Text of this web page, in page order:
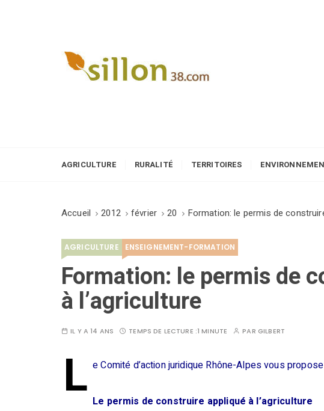
AGRICULTURE RURALITÉ TERRITOIRES
Accueil 2012 février 20 Formation: le permis de
AGRICULTURE ENSEIGNEMENT-FORMATION
Formation: le permis de
à l’agriculture
IL Y A 14 ANS TEMPS DE LECTURE :1 MINUTE PAR GILBERT
L e Comité d’action juridique Rhône-Alpes vous
Le permis de construire appliqué à l’agriculture